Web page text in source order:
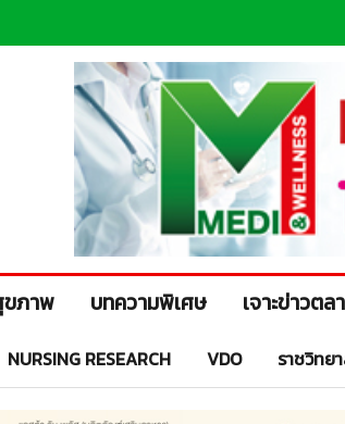
ภาพ บทความพิเศษ เจาะข่าวตล
NURSING RESEARCH VDO ราชวิทย